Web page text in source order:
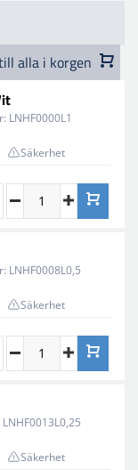
lt och 0,25 lt).
alla i korgen
LNHF0000L1
Säkerhet
LNHF0008L0,5
Säkerhet
LNHF0013L0,25
Säkerhet